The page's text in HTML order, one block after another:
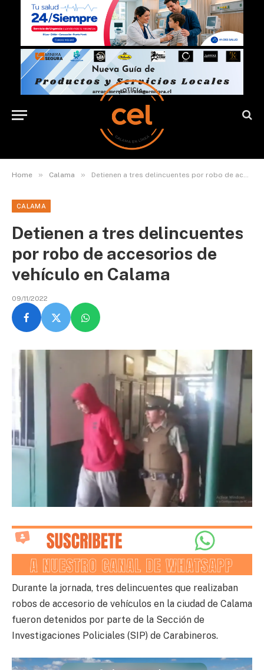
Home » Calama » Detienen a tres delincuentes por robo de accesorios de vehículo en Calama
CALAMA
Detienen a tres delincuentes
por robo de accesorios de
vehículo en Calama
09/11/2022
Durante la jornada, tres delincuentes que realizaban
robos de accesorio de vehículos en la ciudad de Calama
fueron detenidos por parte de la Sección de
Investigaciones Policiales (SIP) de Carabineros.